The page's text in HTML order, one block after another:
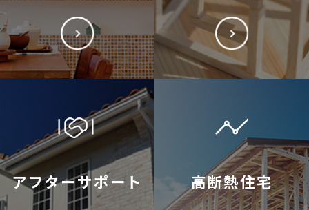
アフターサポート 高断熱住宅